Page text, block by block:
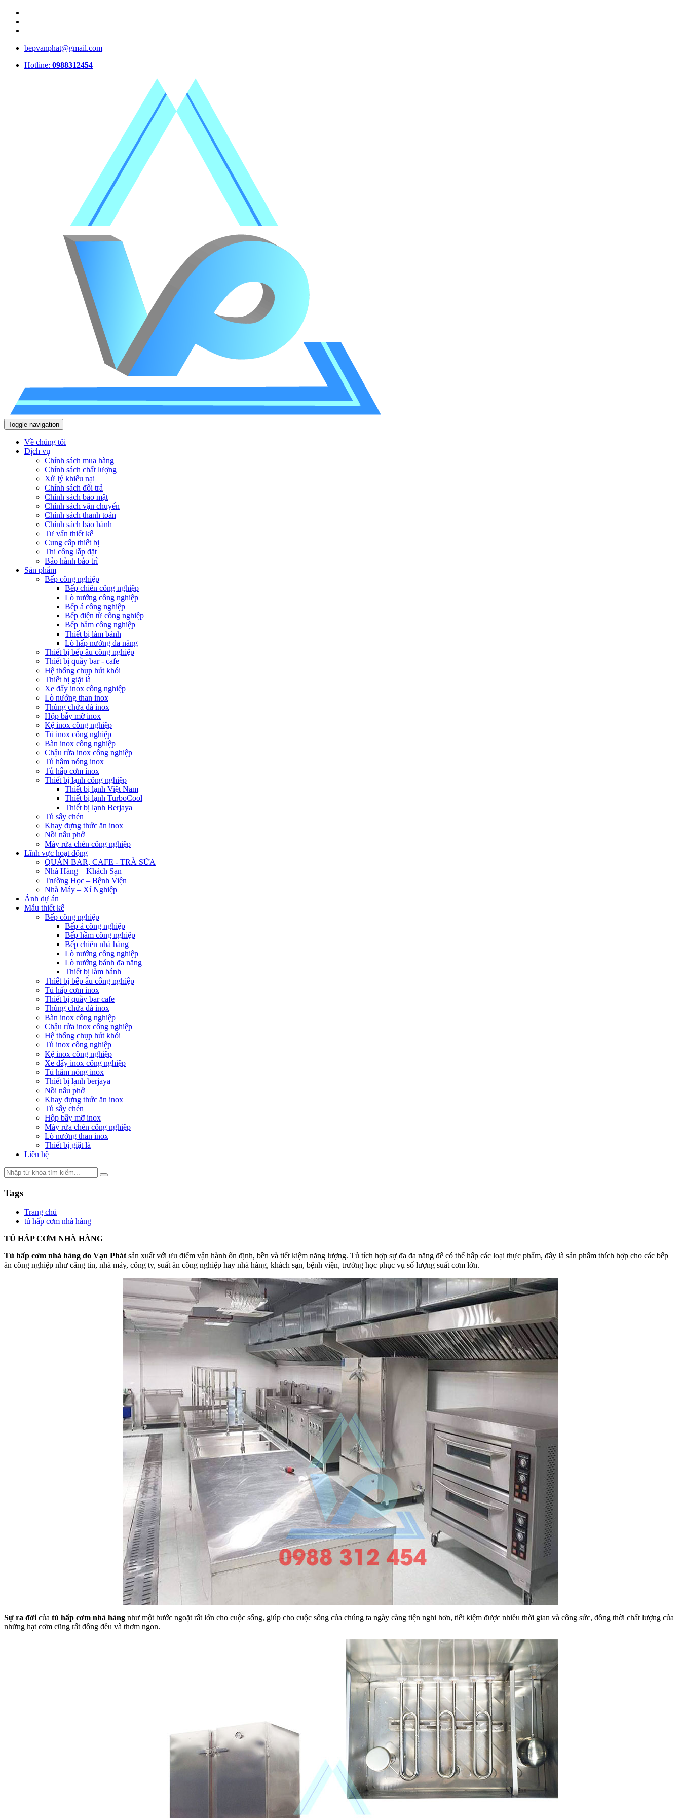
bepvanphat@gmail.com
Hotline: 0988312454
Toggle navigation
Về chúng tôi
Dịch vụ
Chính sách mua hàng
Chính sách chất lượng
Xử lý khiếu nại
Chính sách đổi trả
Chính sách bảo mật
Chính sách vận chuyển
Chính sách thanh toán
Chính sách bảo hành
Tư vấn thiết kế
Cung cấp thiết bị
Thi công lắp đặt
Bảo hành bảo trì
Sản phẩm
Bếp công nghiệp
Bếp chiên công nghiệp
Lò nướng công nghiệp
Bếp á công nghiệp
Bếp điện từ công nghiệp
Bếp hầm công nghiệp
Thiết bị làm bánh
Lò hấp nướng đa năng
Thiết bị bếp âu công nghiệp
Thiết bị quầy bar - cafe
Hệ thống chụp hút khói
Thiết bị giặt là
Xe đẩy inox công nghiệp
Lò nướng than inox
Thùng chứa đá inox
Hộp bẫy mỡ inox
Kệ inox công nghiệp
Tủ inox công nghiệp
Bàn inox công nghiệp
Chậu rửa inox công nghiệp
Tủ hâm nóng inox
Tủ hấp cơm inox
Thiết bị lạnh công nghiệp
Thiết bị lạnh Việt Nam
Thiết bị lạnh TurboCool
Thiết bị lạnh Berjaya
Tủ sấy chén
Khay đựng thức ăn inox
Nồi nấu phở
Máy rửa chén công nghiệp
Lĩnh vực hoạt động
QUÁN BAR, CAFE - TRÀ SỮA
Nhà Hàng – Khách Sạn
Trường Học – Bệnh Viện
Nhà Máy – Xí Nghiệp
Ảnh dự án
Mẫu thiết kế
Bếp công nghiệp
Bếp á công nghiệp
Bếp hầm công nghiệp
Bếp chiên nhà hàng
Lò nướng công nghiệp
Lò nướng bánh đa năng
Thiết bị làm bánh
Thiết bị bếp âu công nghiệp
Tủ hấp cơm inox
Thiết bị quầy bar cafe
Thùng chứa đá inox
Bàn inox công nghiệp
Chậu rửa inox công nghiệp
Hệ thống chụp hút khói
Tủ inox công nghiệp
Kệ inox công nghiệp
Xe đẩy inox công nghiệp
Tủ hâm nóng inox
Thiết bị lạnh berjaya
Nồi nấu phở
Khay đựng thức ăn inox
Tủ sấy chén
Hộp bẫy mỡ inox
Máy rửa chén công nghiệp
Lò nướng than inox
Thiết bị giặt là
Liên hệ
Tags
Trang chủ
tủ hấp cơm nhà hàng
TỦ HẤP CƠM NHÀ HÀNG
Tủ hấp cơm nhà hàng do Vạn Phátsản xuất với ưu điểm vận hành ổn định, bền và tiết kiệm năng lượng. Tủ tích hợp sự đa đa năng để có thể hấp các loại thực phẩm, đây là sản phẩm thích hợp cho các bếp
ăn công nghiệp như căng tin, nhà máy, công ty, suất ăn công nghiệp hay nhà hàng, khách sạn, bệnh viện, trường học phục vụ số lượng suất cơm lớn.
Sự ra đờicủa tủ hấp cơm nhà hàng như một bước ngoặt rất lớn cho cuộc sống, giúp cho cuộc sống của chúng ta ngày càng tiện nghi hơn, tiết kiệm được nhiều thời gian và công sức, đồng thời chất lượng của
những hạt cơm cũng rất đồng đều và thơm ngon.